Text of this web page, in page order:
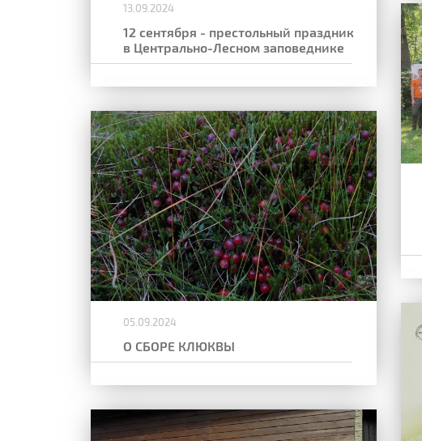
13.09.2024
12 сентября - престольный праздник
в Центрально-Лесном заповеднике
05.09.2024
О СБОРЕ КЛЮКВЫ